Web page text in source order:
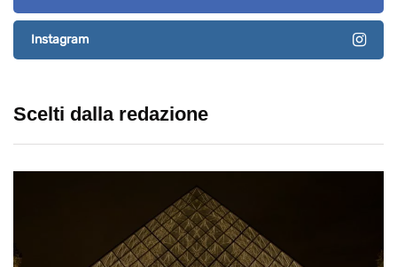
Instagram
Scelti dalla redazione